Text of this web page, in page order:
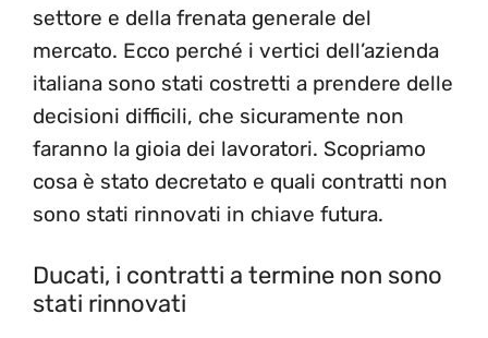
settore e della frenata generale del
mercato. Ecco perché i vertici dell’azienda
italiana sono stati costretti a prendere delle
decisioni difficili, che sicuramente non
faranno la gioia dei lavoratori. Scopriamo
cosa è stato decretato e quali contratti non
sono stati rinnovati in chiave futura.
Ducati, i contratti a termine non sono
stati rinnovati